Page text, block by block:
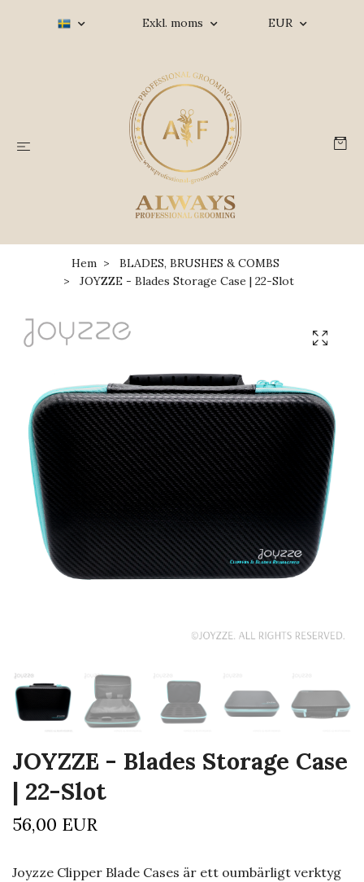
Exkl. moms EUR
Hem
BLADES, BRUSHES & COMBS
JOYZZE - Blades Storage Case | 22-Slot
JOYZZE - Blades Storage Case
| 22-Slot
56,00 EUR
Joyzze Clipper Blade Cases är ett oumbärligt verktyg